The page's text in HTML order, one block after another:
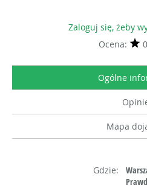
Zaloguj się, żeby
Ocena:
Ogólne
Mapa
Gdzie: